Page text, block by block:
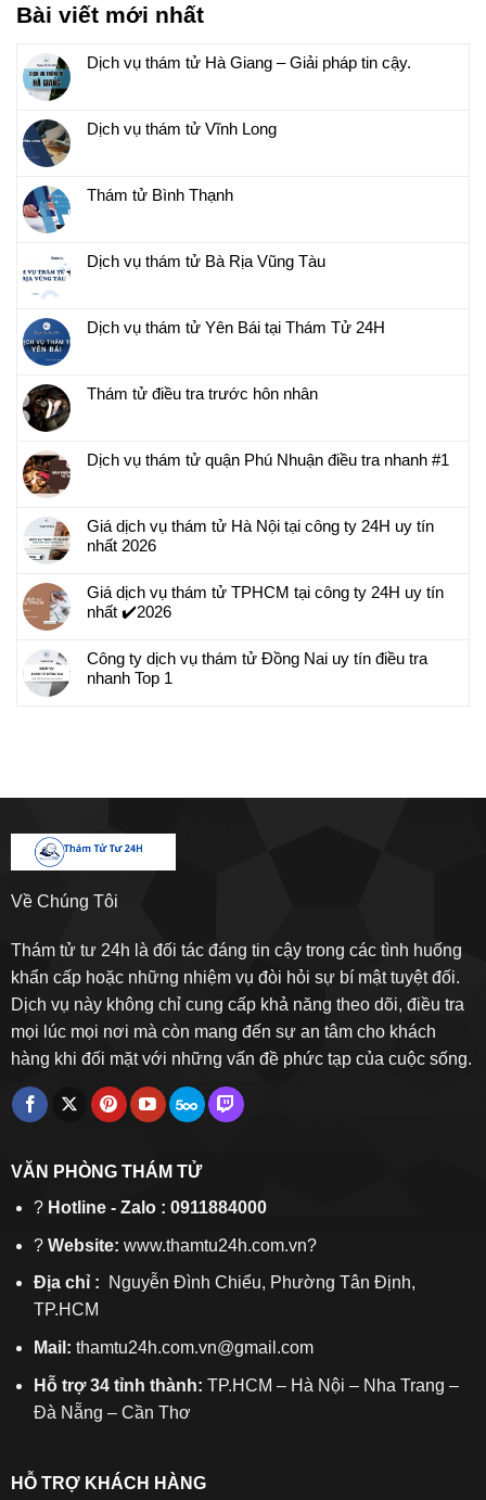
Bài viết mới nhất
Dịch vụ thám tử Hà Giang – Giải pháp tin cậy.
Dịch vụ thám tử Vĩnh Long
Thám tử Bình Thạnh
Dịch vụ thám tử Bà Rịa Vũng Tàu
Dịch vụ thám tử Yên Bái tại Thám Tử 24H
Thám tử điều tra trước hôn nhân
Dịch vụ thám tử quận Phú Nhuận điều tra nhanh #1
Giá dịch vụ thám tử Hà Nội tại công ty 24H uy tín
nhất 2026
Giá dịch vụ thám tử TPHCM tại công ty 24H uy tín
nhất ✔️2026
Công ty dịch vụ thám tử Đồng Nai uy tín điều tra
nhanh Top 1
Về Chúng Tôi
Thám tử tư 24h là đối tác đáng tin cậy trong các tình huống
khẩn cấp hoặc những nhiệm vụ đòi hỏi sự bí mật tuyệt đối.
Dịch vụ này không chỉ cung cấp khả năng theo dõi, điều tra
mọi lúc mọi nơi mà còn mang đến sự an tâm cho khách
hàng khi đối mặt với những vấn đề phức tạp của cuộc sống.
VĂN PHÒNG THÁM TỬ
? Hotline - Zalo : 0911884000
? Website: www.thamtu24h.com.vn?
Địa chỉ :
Nguyễn Đình Chiểu, Phường Tân Định,
TP.HCM
Mail: thamtu24h.com.vn@gmail.com
Hỗ trợ 34 tỉnh thành: TP.HCM – Hà Nội – Nha Trang –
Đà Nẵng – Cần Thơ
HỖ TRỢ KHÁCH HÀNG